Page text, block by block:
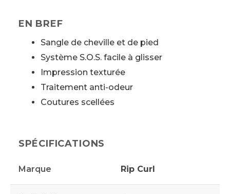
EN BREF
Sangle de cheville et de pied
Système S.O.S. facile à glisser
Impression texturée
Traitement anti-odeur
Coutures scellées
SPÉCIFICATIONS
Marque Rip Curl